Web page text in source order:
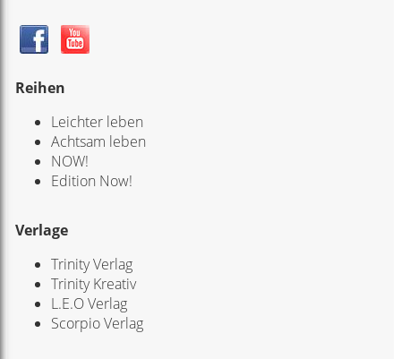
Reihen
Leichter leben
Achtsam leben
NOW!
Edition Now!
Verlage
Trinity Verlag
Trinity Kreativ
L.E.O Verlag
Scorpio Verlag